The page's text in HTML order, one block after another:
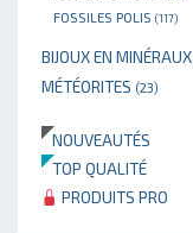
FOSSILES POLIS (117)
BIJOUX EN MINÉRAUX
MÉTÉORITES (23)
NOUVEAUTÉS
TOP QUALITÉ
PRODUITS PRO